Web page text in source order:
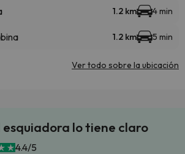
1.2 km 4 min
1.2 km 5 min
Ver todo sobre la ubicación
lo tiene claro
4.4/5